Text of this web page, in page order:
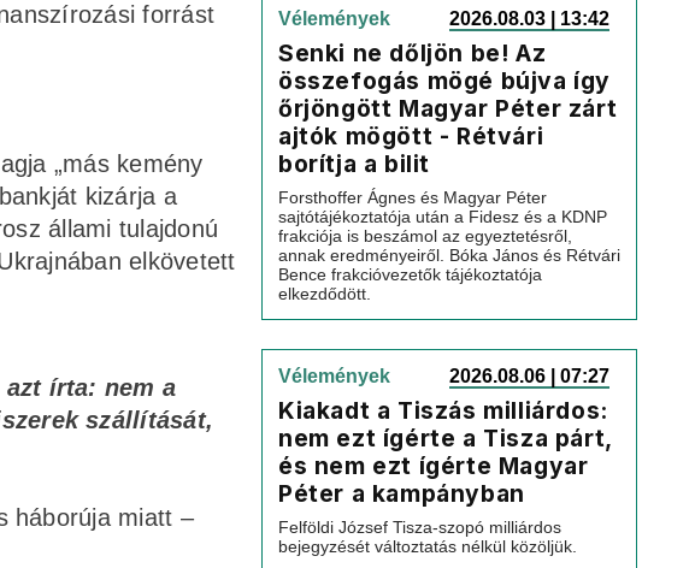
forrást
„más kemény
kizárja a
állami tulajdonú
elkövetett
írta: nem a
szállítását,
háborúja miatt –
Vélemények 2026.08.03 | 13:42
Senki ne dőljön be! Az
összefogás mögé bújva így
őrjöngött Magyar Péter zárt
ajtók mögött - Rétvári
borítja a bilit
Forsthoffer Ágnes és Magyar Péter
sajtótájékoztatója után a Fidesz és a KDNP
frakciója is beszámol az egyeztetésről,
annak eredményeiről. Bóka János és Rétvári
Bence frakcióvezetők tájékoztatója
elkezdődött.
Vélemények 2026.08.06 | 07:27
Kiakadt a Tiszás milliárdos:
nem ezt ígérte a Tisza párt,
és nem ezt ígérte Magyar
Péter a kampányban
Felföldi József Tisza-szopó milliárdos
bejegyzését változtatás nélkül közöljük.